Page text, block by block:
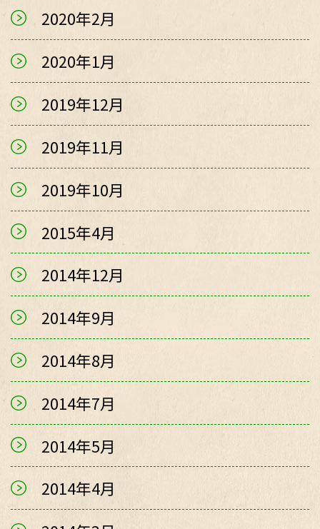
2020年2月
2020年1月
2019年12月
2019年11月
2019年10月
2015年4月
2014年12月
2014年9月
2014年8月
2014年7月
2014年5月
2014年4月